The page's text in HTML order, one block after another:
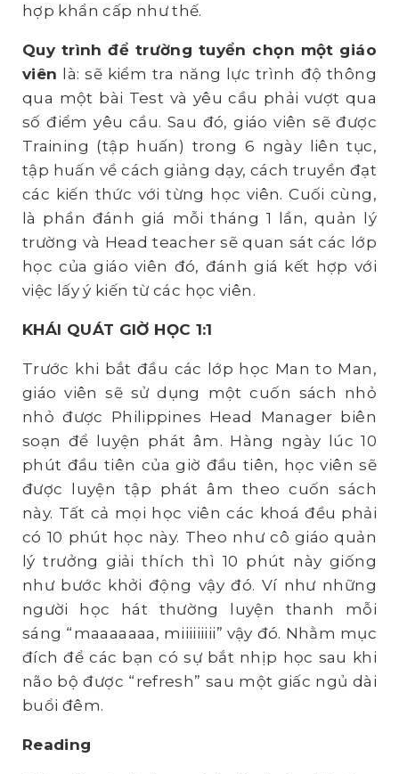
hợp khẩn cấp như thế.
Quy trình để trường tuyển chọn một giáo
viên là: sẽ kiểm tra năng lực trình độ thông
qua một bài Test và yêu cầu phải vượt qua
số điểm yêu cầu. Sau đó, giáo viên sẽ được
Training (tập huấn) trong 6 ngày liên tục,
tập huấn về cách giảng dạy, cách truyền đạt
các kiến thức với từng học viên. Cuối cùng,
là phần đánh giá mỗi tháng 1 lần, quản lý
trường và Head teacher sẽ quan sát các lớp
học của giáo viên đó, đánh giá kết hợp với
việc lấy ý kiến từ các học viên.
KHÁI QUÁT GIỜ HỌC 1:1
Trước khi bắt đầu các lớp học Man to Man,
giáo viên sẽ sử dụng một cuốn sách nhỏ
nhỏ được Philippines Head Manager biên
soạn để luyện phát âm. Hàng ngày lúc 10
phút đầu tiên của giờ đầu tiên, học viên sẽ
được luyện tập phát âm theo cuốn sách
này. Tất cả mọi học viên các khoá đều phải
có 10 phút học này. Theo như cô giáo quản
lý trưởng giải thích thì 10 phút này giống
như bước khởi động vậy đó. Ví như những
người học hát thường luyện thanh mỗi
sáng “maaaaaaa, miiiiiiiii” vậy đó. Nhằm mục
đích để các bạn có sự bắt nhịp học sau khi
não bộ được “refresh” sau một giấc ngủ dài
buổi đêm.
Reading